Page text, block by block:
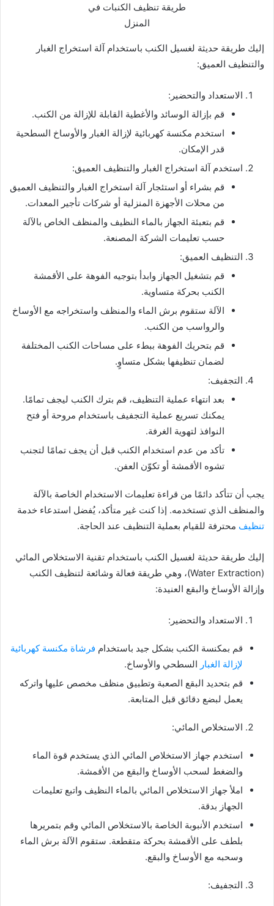
طريقة تنظيف الكنبات في
المنزل
إليك طريقة حديثة لغسيل الكنب باستخدام آلة استخراج الغبار
والتنظيف العميق:
الاستعداد والتحضير:
قم بإزالة الوسائد والأغطية القابلة للإزالة من الكنب.
استخدم مكنسة كهربائية لإزالة الغبار والأوساخ السطحية
قدر الإمكان.
استخدم آلة استخراج الغبار والتنظيف العميق:
قم بشراء أو استئجار آلة استخراج الغبار والتنظيف العميق
من محلات الأجهزة المنزلية أو شركات تأجير المعدات.
قم بتعبئة الجهاز بالماء النظيف والمنظف الخاص بالآلة
حسب تعليمات الشركة المصنعة.
التنظيف العميق:
قم بتشغيل الجهاز وابدأ بتوجيه الفوهة على الأقمشة
الكنب بحركة متساوية.
الآلة ستقوم برش الماء والمنظف واستخراجه مع الأوساخ
والرواسب من الكنب.
قم بتحريك الفوهة ببطء على مساحات الكنب المختلفة
لضمان تنظيفها بشكل متساوٍ.
التجفيف:
بعد انتهاء عملية التنظيف، قم بترك الكنب ليجف تمامًا.
يمكنك تسريع عملية التجفيف باستخدام مروحة أو فتح
النوافذ لتهوية الغرفة.
تأكد من عدم استخدام الكنب قبل أن يجف تمامًا لتجنب
تشوه الأقمشة أو تكوّن العفن.
يجب أن تتأكد دائمًا من قراءة تعليمات الاستخدام الخاصة بالآلة
والمنظف الذي تستخدمه. إذا كنت غير متأكد، يُفضل استدعاء خدمة
تنظيف محترفة للقيام بعملية التنظيف عند الحاجة.
إليك طريقة حديثة لغسيل الكنب باستخدام تقنية الاستخلاص المائي
(Water Extraction)، وهي طريقة فعالة وشائعة لتنظيف الكنب
وإزالة الأوساخ والبقع العنيدة:
الاستعداد والتحضير:
قم بمكنسة الكنب بشكل جيد باستخدام فرشاة مكنسة كهربائية
لإزالة الغبار السطحي والأوساخ.
قم بتحديد البقع الصعبة وتطبيق منظف مخصص عليها واتركه
يعمل لبضع دقائق قبل المتابعة.
الاستخلاص المائي:
استخدم جهاز الاستخلاص المائي الذي يستخدم قوة الماء
والضغط لسحب الأوساخ والبقع من الأقمشة.
املأ جهاز الاستخلاص المائي بالماء النظيف واتبع تعليمات
الجهاز بدقة.
استخدم الأنبوبة الخاصة بالاستخلاص المائي وقم بتمريرها
بلطف على الأقمشة بحركة متقطعة. ستقوم الآلة برش الماء
وسحبه مع الأوساخ والبقع.
التجفيف: